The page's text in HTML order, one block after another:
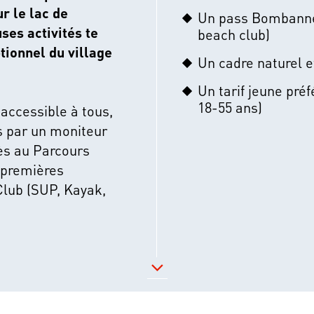
le lac de
activités te
du village
à tous,
par un moniteur
au Parcours
(SUP, Kayak,
Un pass
beach club)
Un cadre naturel
Un tarif jeune
18-55 ans)